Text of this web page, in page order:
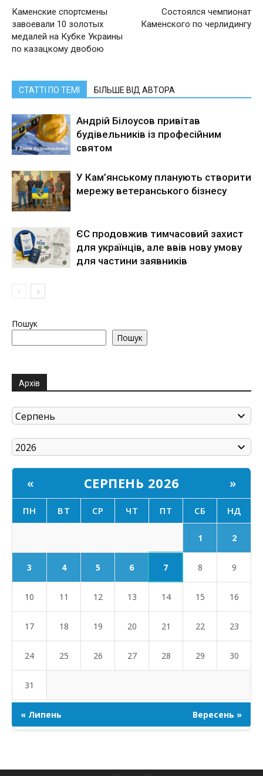
Каменские спортсмены
завоевали 10 золотых
медалей на Кубке Украины
по казацкому двобою
Состоялся чемпионат
Каменского по черлидингу
СТАТТІ ПО ТЕМІ БІЛЬШЕ ВІД АВТОРА
Андрій Білоусов привітав
будівельників із професійним
святом
У Кам’янському планують створити
мережу ветеранського бізнесу
ЄС продовжив тимчасовий захист
для українців, але ввів нову умову
для частини заявників
Пошук
Пошук
Архів
« СЕРПЕНЬ 2026 »
ПН ВТ СР ЧТ ПТ СБ НД
1 2
3 4 5 6 7 8 9
10 11 12 13 14 15 16
17 18 19 20 21 22 23
24 25 26 27 28 29 30
31
« Липень Вересень »